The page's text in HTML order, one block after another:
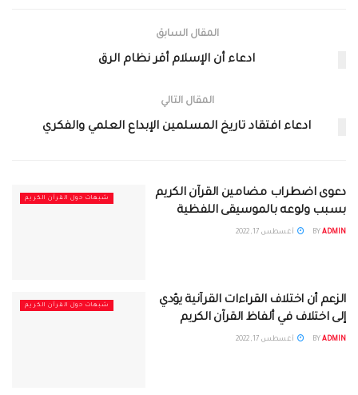
المقال السابق
ادعاء أن الإسلام أقر نظام الرق
المقال التالي
ادعاء افتقاد تاريخ المسلمين الإبداع العلمي والفكري
شبهات حول القرآن الكريم
دعوى اضطراب مضامين القرآن الكريم
بسبب ولوعه بالموسيقى اللفظية
BY ADMIN أغسطس 17, 2022
شبهات حول القرآن الكريم
الزعم أن اختلاف القراءات القرآنية يؤدي
إلى اختلاف في ألفاظ القرآن الكريم
BY ADMIN أغسطس 17, 2022